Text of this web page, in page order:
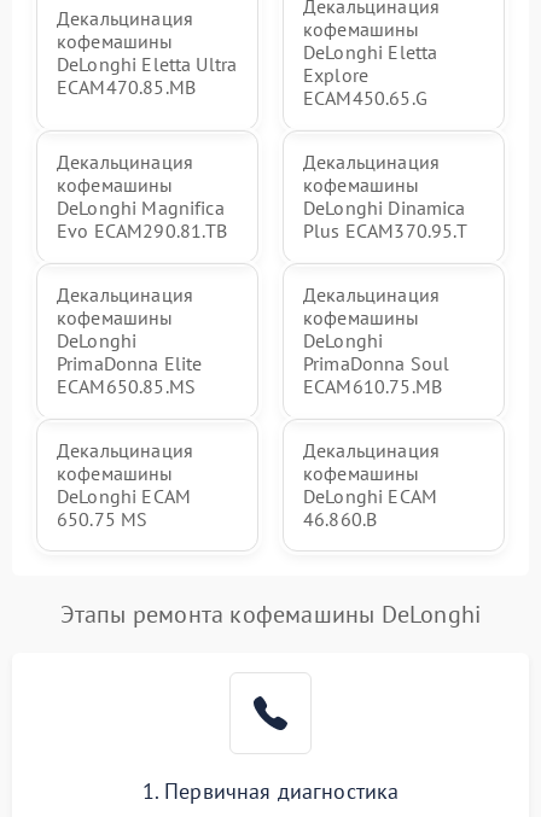
Декальцинация
кофемашины
DeLonghi Eletta Ultra
ECAM470.85.MB
Декальцинация
кофемашины
DeLonghi Eletta
Explore
ECAM450.65.G
Декальцинация
кофемашины
DeLonghi Magnifica
Evo ECAM290.81.TB
Декальцинация
кофемашины
DeLonghi Dinamica
Plus ECAM370.95.T
Декальцинация
кофемашины
DeLonghi
PrimaDonna Elite
ECAM650.85.MS
Декальцинация
кофемашины
DeLonghi
PrimaDonna Soul
ECAM610.75.MB
Декальцинация
кофемашины
DeLonghi ECAM
650.75 MS
Декальцинация
кофемашины
DeLonghi ECAM
46.860.B
Этапы ремонта кофемашины DeLonghi
1. Первичная диагностика